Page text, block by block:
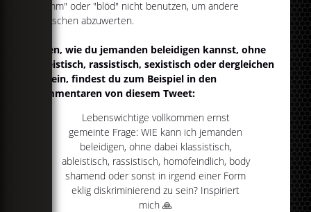
"dumm" oder "blöd" nicht benutzen, um andere
Menschen abzuwerten.
Ideen, wie du jemanden beleidigen kannst, ohne
ableistisch, rassistisch, sexistisch oder dergleichen
zu sein, findest du zum Beispiel in den
Kommentaren von diesem Tweet:
Lebenswichtige vollkommen ernst
gemeinte Frage: WIE kann ich jemanden
beleidigen, ohne dabei klassistisch,
ableistisch, rassistisch, homofeindlich, body
shamend oder sonst in irgend einer Form
eklig diskriminierend zu sein? Inspiriert
mich 🙏